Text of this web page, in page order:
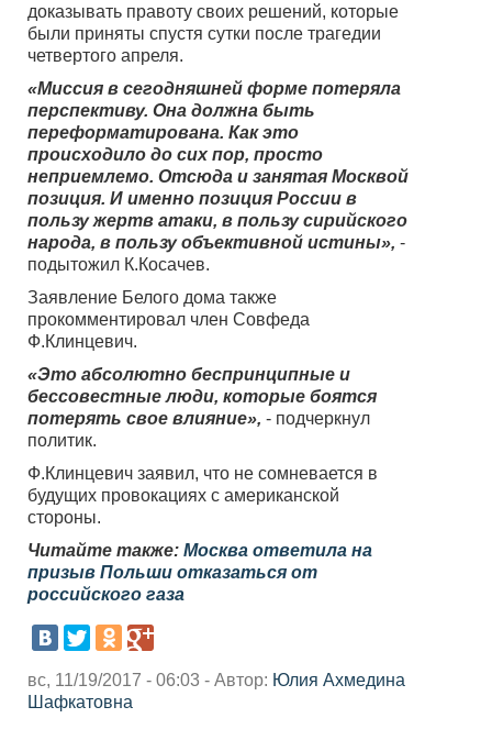
доказывать правоту своих решений, которые
были приняты спустя сутки после трагедии
четвертого апреля.
«Миссия в сегодняшней форме потеряла
перспективу. Она должна быть
переформатирована. Как это
происходило до сих пор, просто
неприемлемо. Отсюда и занятая Москвой
позиция. И именно позиция России в
пользу жертв атаки, в пользу сирийского
народа, в пользу объективной истины», -
подытожил К.Косачев.
Заявление Белого дома также
прокомментировал член Совфеда
Ф.Клинцевич.
«Это абсолютно беспринципные и
бессовестные люди, которые боятся
потерять свое влияние», - подчеркнул
политик.
Ф.Клинцевич заявил, что не сомневается в
будущих провокациях с американской
стороны.
Читайте также: Москва ответила на
призыв Польши отказаться от
российского газа
вс, 11/19/2017 - 06:03 - Автор: Юлия Ахмедина
Шафкатовна